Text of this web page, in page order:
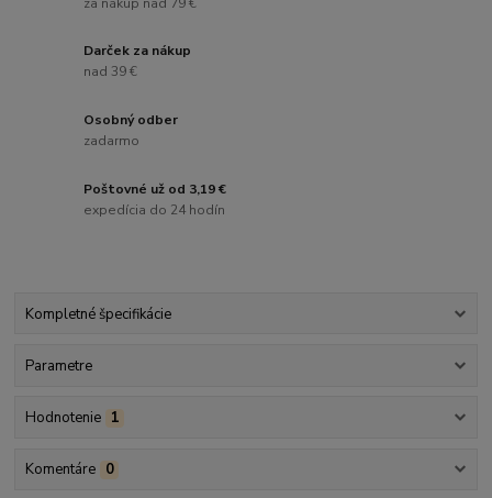
Darček za nákup
nad 39 €
Osobný odber
zadarmo
Poštovné už od 3,19 €
expedícia do 24 hodín
Kompletné špecifikácie
Parametre
Hodnotenie 1
Komentáre 0